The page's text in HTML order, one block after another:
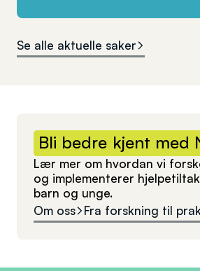
Se alle aktuelle saker
Bli bedre kjent med
Lær mer om hvordan vi
og implementerer
barn og unge.
Om oss
Fra forskning til